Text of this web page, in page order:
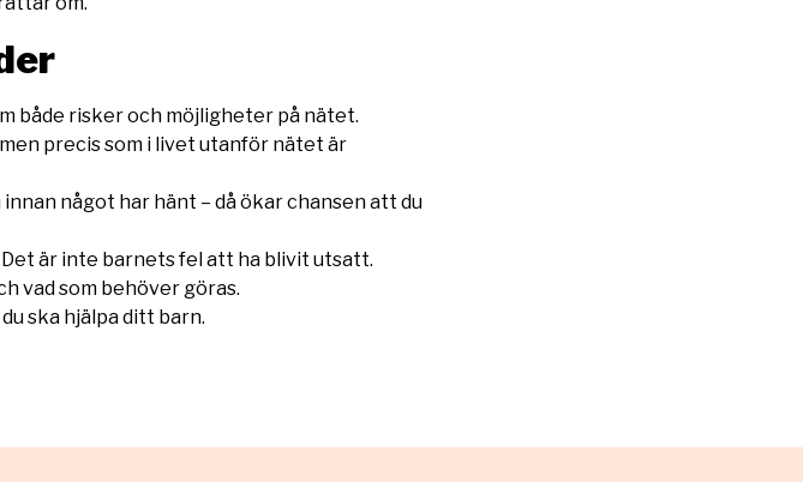
både risker och möjligheter på nätet.
precis som i livet utanför nätet är
något har hänt – då ökar chansen att du
är inte barnets fel att ha blivit utsatt.
vad som behöver göras.
ska hjälpa ditt barn.